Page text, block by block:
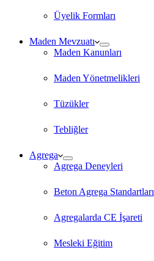
Üyelik Formları
Maden Mevzuatı
Maden Kanunları
Maden Yönetmelikleri
Tüzükler
Tebliğler
Agrega
Agrega Deneyleri
Beton Agrega Standartları
Agregalarda CE İşareti
Mesleki Eğitim